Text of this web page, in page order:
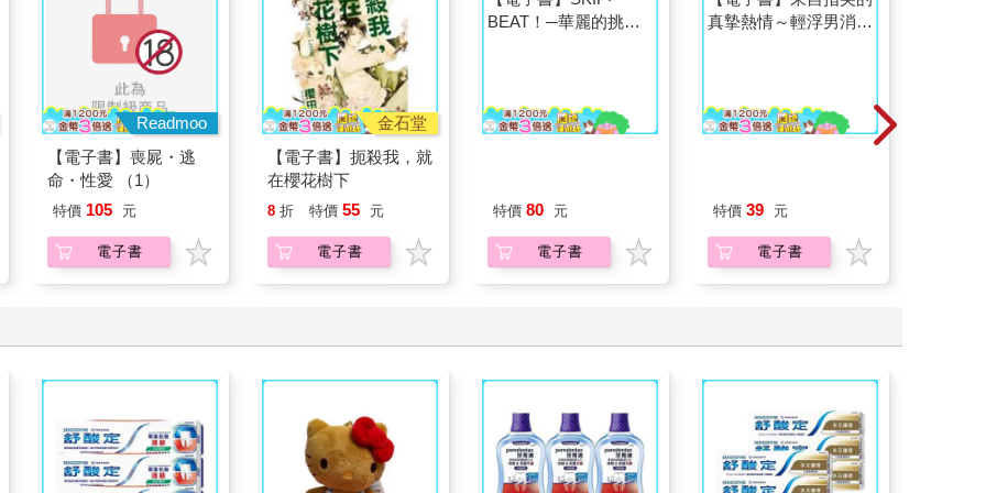
Readmoo
【電子書】喪屍・逃
命・性愛 （1）
特價 105 元
電子書
金石堂
【電子書】扼殺我，就
在櫻花樹下
8 折 特價 55 元
電子書
Readmoo
（31）
特價 80 元
電子書
Readmoo
員帶著熱烈眼神擁抱我
特價 39 元
電子書